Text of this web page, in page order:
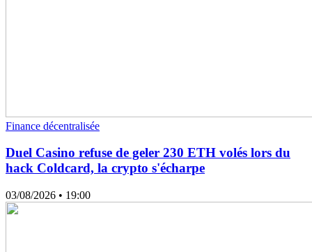
Finance décentralisée
Duel Casino refuse de geler 230 ETH volés lors du
hack Coldcard, la crypto s'écharpe
03/08/2026 • 19:00